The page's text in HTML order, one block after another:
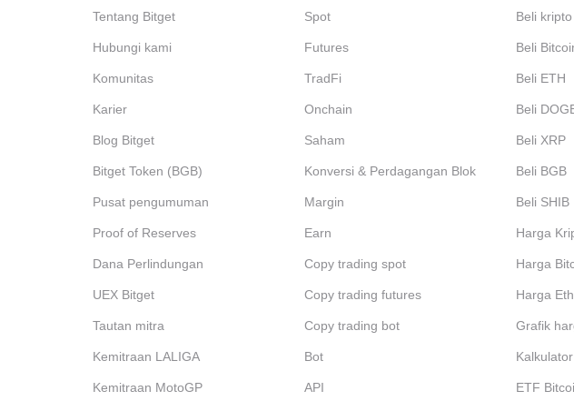
Tentang Bitget
Hubungi kami
Komunitas
Karier
Blog Bitget
Bitget Token (BGB)
Pusat pengumuman
Proof of Reserves
Dana Perlindungan
UEX Bitget
Tautan mitra
Kemitraan LALIGA
Kemitraan MotoGP
Spot
Futures
TradFi
Onchain
Saham
Konversi & Perdagangan Blok
Margin
Earn
Copy trading spot
Copy trading futures
Copy trading bot
Bot
API
Beli kripto
Beli
Beli ETH
Beli
Beli XRP
Beli BGB
Beli SHIB
Harga
Harga
Harga
Grafik
Kalkulator
ETF